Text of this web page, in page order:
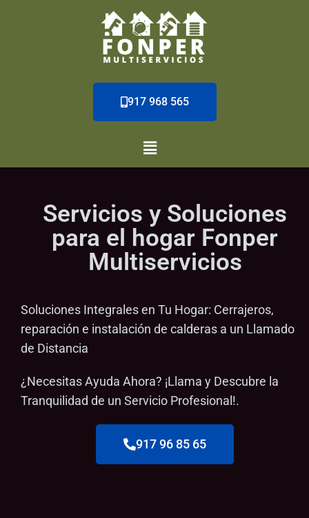
917 968 565
Servicios y Soluciones
para el hogar Fonper
Multiservicios
Soluciones Integrales en Tu Hogar: Cerrajeros,
reparación e instalación de calderas a un Llamado
de Distancia
¿Necesitas Ayuda Ahora? ¡Llama y Descubre la
Tranquilidad de un Servicio Profesional!.
917 96 85 65